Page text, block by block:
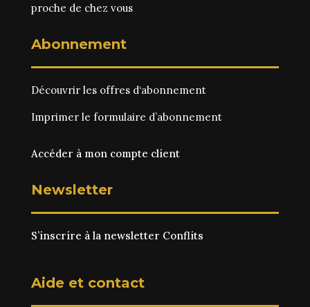
proche de chez vous
Abonnement
Découvrir les offres d‘abonnement
Imprimer le formulaire d’abonnement
Accéder à mon compte client
Newsletter
S’inscrire à la newsletter Conflits
Aide et contact